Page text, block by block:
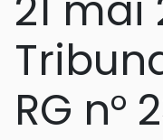
RG n°